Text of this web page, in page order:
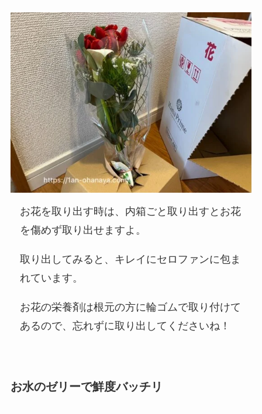
お花を取り出す時は、内箱ごと取り出すとお花
を傷めず取り出せますよ。
取り出してみると、キレイにセロファンに包ま
れています。
お花の栄養剤は根元の方に輪ゴムで取り付けて
あるので、忘れずに取り出してくださいね！
お水のゼリーで鮮度バッチリ